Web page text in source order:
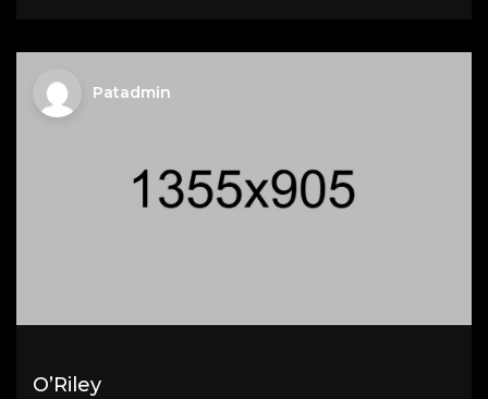
Patadmin
O’Riley